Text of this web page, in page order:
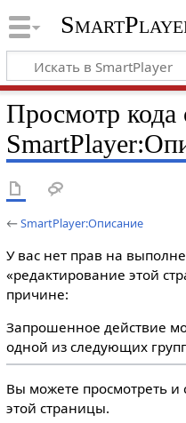
Просмотр кода
←SmartPlayer:Описание
У вас нет прав на
«редактирование этой
причине:
Запрошенное действие
одной из следующих
Вы можете просмотреть и
этой страницы.